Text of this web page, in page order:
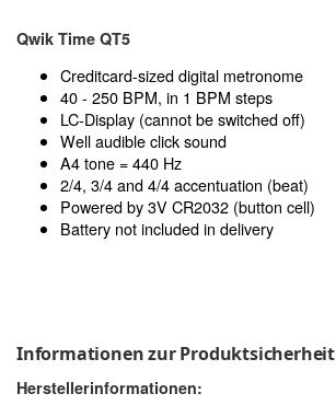
Qwik Time QT5
Creditcard-sized digital metronome
40 - 250 BPM, in 1 BPM steps
LC-Display (cannot be switched off)
Well audible click sound
A4 tone = 440 Hz
2/4, 3/4 and 4/4 accentuation (beat)
Powered by 3V CR2032 (button cell)
Battery not included in delivery
Informationen zur Produktsicherheit
Herstellerinformationen: